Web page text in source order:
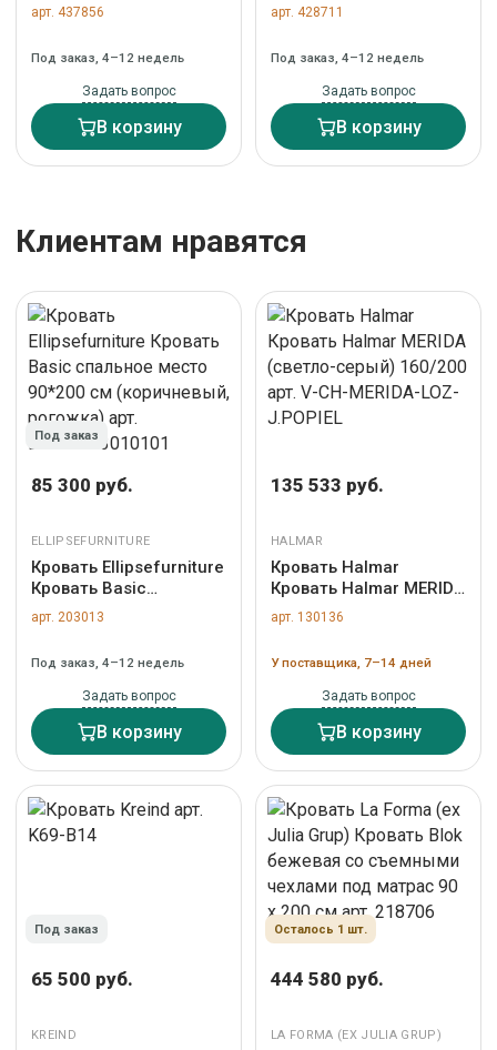
кровати Nelzi с
боковым открыванием
для матраса 90 x 200
см арт. 463755
арт. 437856
Под заказ, 4–12 недель
Задать вопрос
В корзину
кровати Ofelia со
съемным чехлом
200 см арт. 191965
арт. 428711
Под заказ, 4–12 недель
Задать вопрос
В корзину
Клиентам нравятся
Под заказ
85 300 руб.
ELLIPSEFURNITURE
Кровать Ellipsefurniture
Кровать Basic
спальное место
90*200 см
арт. BS010103010101
арт. 203013
Под заказ, 4–12 недель
Задать вопрос
В корзину
135 533 руб.
HALMAR
Кровать Halmar
Кровать Halmar MERIDA
(светло-серый)
160/200 арт. V-CH-
арт. 130136
У поставщика, 7–14 дней
Задать вопрос
В корзину
Под заказ
65 500 руб.
KREIND
Осталось 1 шт.
444 580 руб.
LA FORMA (ЕХ JULIA GRUP)